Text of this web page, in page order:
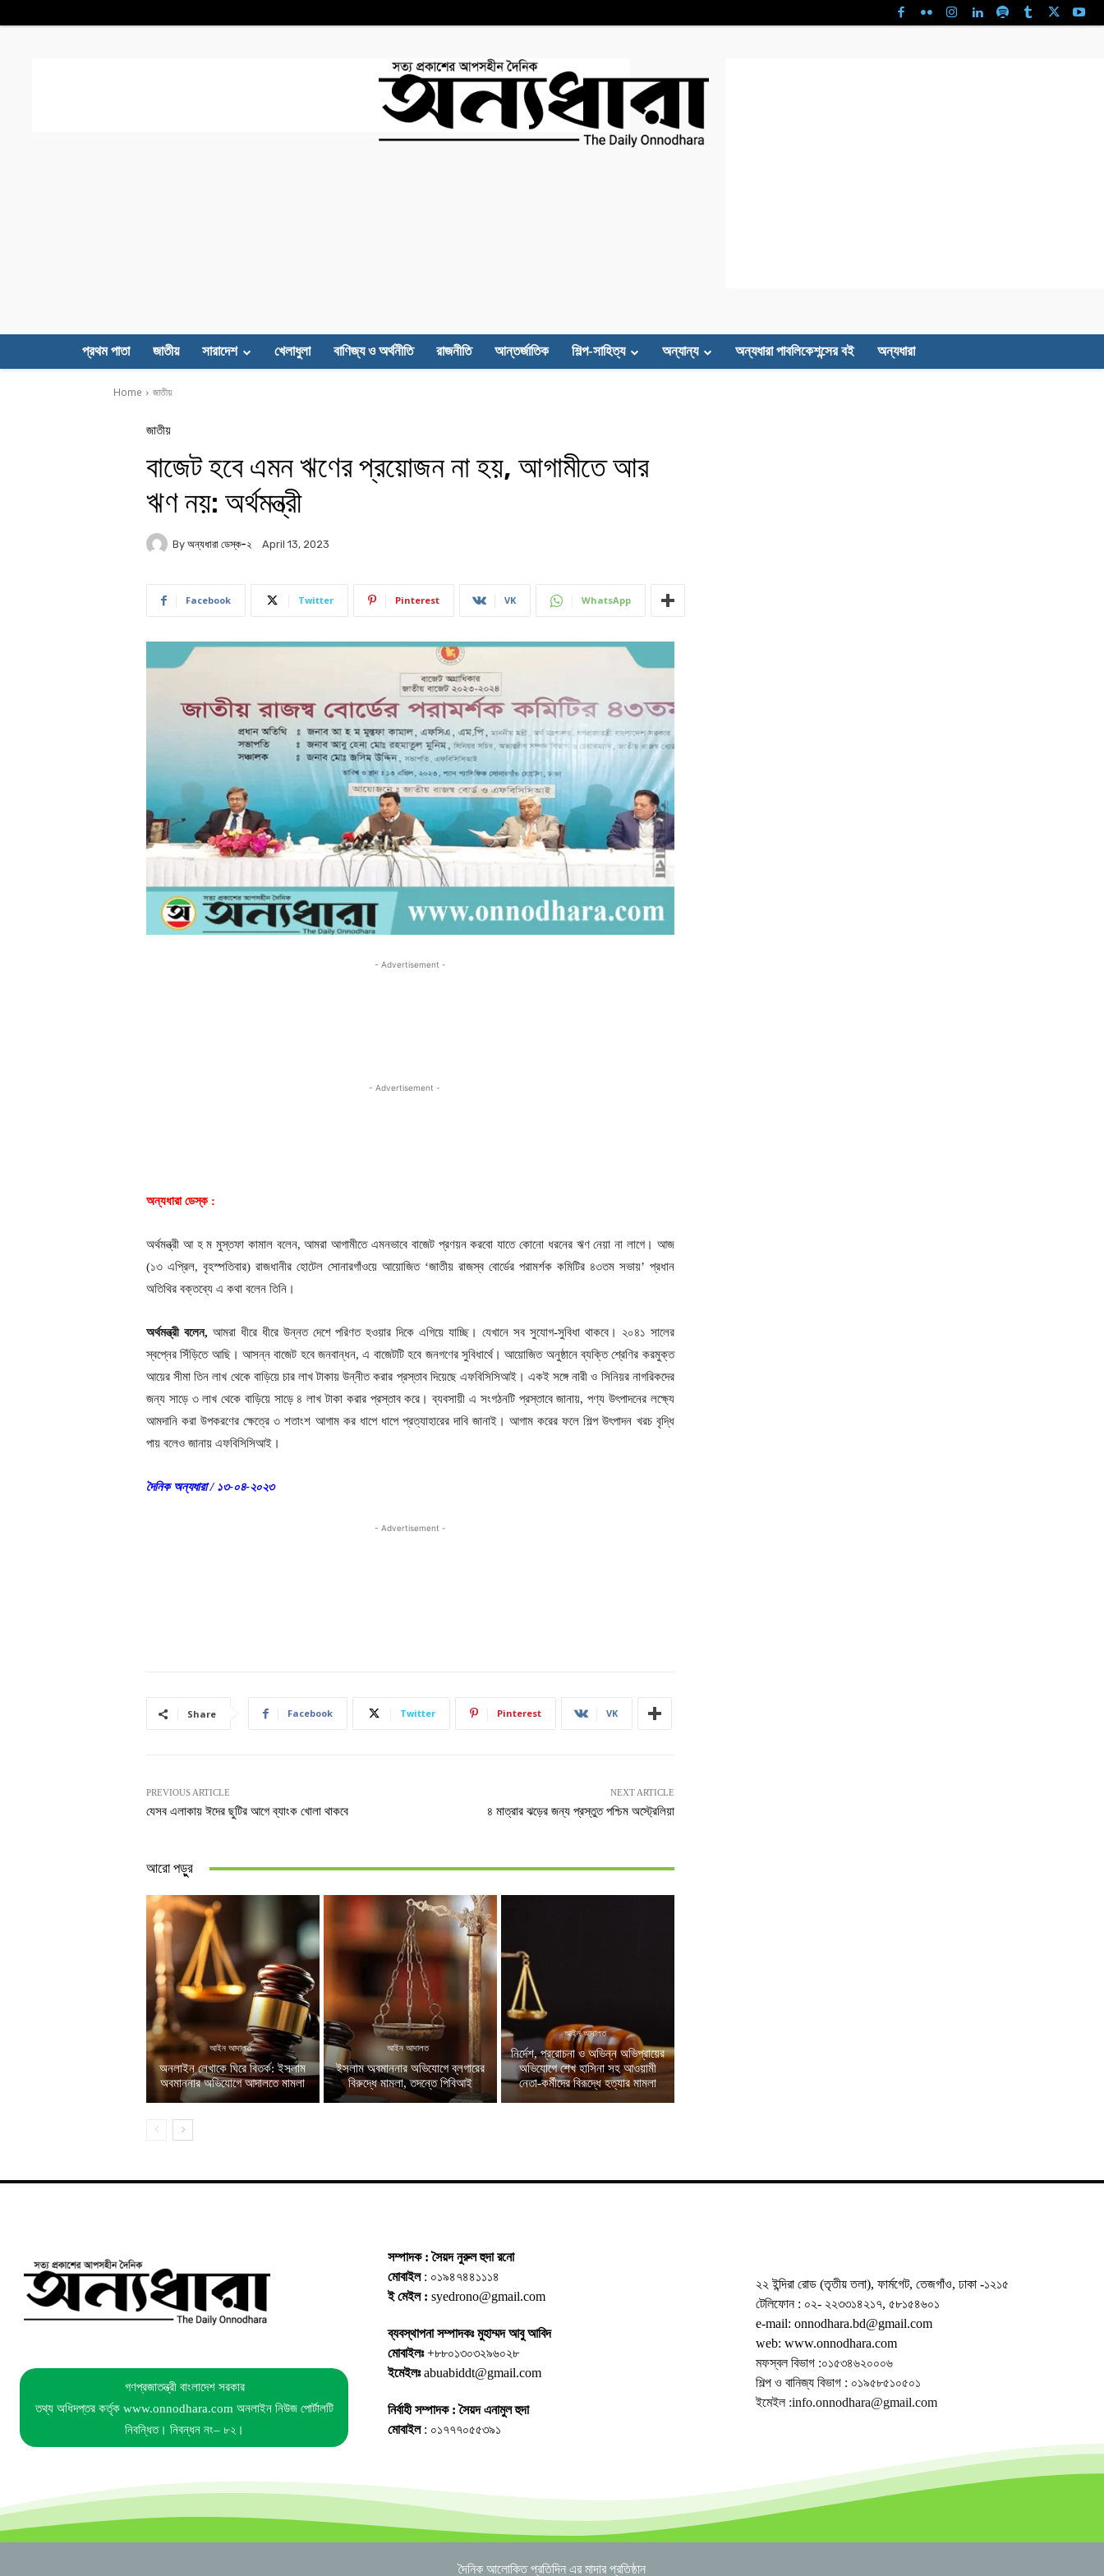
প্রথম পাতা জাতীয় সারাদেশ খেলাধুলা বাণিজ্য ও অর্থনীতি রাজনীতি আন্তর্জাতিক শিল্প-সাহিত্য অন্যান্য অন্যধারা পাবলিকেশন্সের বই অন্যধারা
Home জাতীয়
জাতীয়
বাজেট হবে এমন ঋণের প্রয়োজন না হয়, আগামীতে আর
ঋণ নয়: অর্থমন্ত্রী
By অন্যধারা ডেস্ক-২ April 13, 2023
Facebook Twitter Pinterest VK WhatsApp
- Advertisement -
- Advertisement -
অন্যধারা ডেস্ক :
অর্থমন্ত্রী আ হ ম মুস্তফা কামাল বলেন, আমরা আগামীতে এমনভাবে বাজেট প্রণয়ন করবো যাতে কোনো ধরনের ঋণ নেয়া না লাগে। আজ
(১৩ এপ্রিল, বৃহস্পতিবার) রাজধানীর হোটেল সোনারগাঁওয়ে আয়োজিত ‘জাতীয় রাজস্ব বোর্ডের পরামর্শক কমিটির ৪৩তম সভায়’ প্রধান
অতিথির বক্তব্যে এ কথা বলেন তিনি।
অর্থমন্ত্রী বলেন,আমরা ধীরে ধীরে উন্নত দেশে পরিণত হওয়ার দিকে এগিয়ে যাচ্ছি। যেখানে সব সুযোগ-সুবিধা থাকবে। ২০৪১ সালের
স্বপ্নের সিঁড়িতে আছি। আসন্ন বাজেট হবে জনবান্ধন, এ বাজেটটি হবে জনগণের সুবিধার্থে। আয়োজিত অনুষ্ঠানে ব্যক্তি শ্রেণির করমুক্ত
আয়ের সীমা তিন লাখ থেকে বাড়িয়ে চার লাখ টাকায় উন্নীত করার প্রস্তাব দিয়েছে এফবিসিসিআই। একই সঙ্গে নারী ও সিনিয়র নাগরিকদের
জন্য সাড়ে ৩ লাখ থেকে বাড়িয়ে সাড়ে ৪ লাখ টাকা করার প্রস্তাব করে। ব্যবসায়ী এ সংগঠনটি প্রস্তাবে জানায়, পণ্য উৎপাদনের লক্ষ্যে
আমদানি করা উপকরণের ক্ষেত্রে ৩ শতাংশ আগাম কর ধাপে ধাপে প্রত্যাহারের দাবি জানাই। আগাম করের ফলে শিল্প উৎপাদন খরচ বৃদ্ধি
পায় বলেও জানায় এফবিসিসিআই।
দৈনিক অন্যধারা / ১৩-০৪-২০২৩
- Advertisement -
Share Facebook Twitter Pinterest VK
PREVIOUS ARTICLE
যেসব এলাকায় ঈদের ছুটির আগে ব্যাংক খোলা থাকবে
NEXT ARTICLE
৪ মাত্রার ঝড়ের জন্য প্রস্তুত পশ্চিম অস্ট্রেলিয়া
আরো পড়ুুর
আইন আদালত
অনলাইন লেখাকে ঘিরে বিতর্ক: ইসলাম
অবমাননার অভিযোগে আদালতে মামলা
আইন আদালত
ইসলাম অবমাননার অভিযোগে ব্লগারের
বিরুদ্ধে মামলা, তদন্তে পিবিআই
আইন আদালত
নির্দেশ, প্ররোচনা ও অভিন্ন অভিপ্রায়ের
অভিযোগে শেখ হাসিনা সহ আওয়ামী
নেতা-কর্মীদের বিরূদ্ধে হত্যার মামলা
গণপ্রজাতন্ত্রী বাংলাদেশ সরকার
তথ্য অধিদপ্তর কর্তৃক www.onnodhara.com অনলাইন নিউজ পোর্টালটি
নিবন্ধিত। নিবন্ধন নং– ৮২।
সম্পাদক : সৈয়দ নুরুল হুদা রনো
মোবাইল: ০১৯৪৭৪৪১১১৪
ই মেইল : syedrono@gmail.com
ব্যবস্থাপনা সম্পাদকঃ মুহাম্মদ আবু আবিদ
মোবাইলঃ+৮৮০১৩০৩২৯৬০২৮
ইমেইলঃabuabiddt@gmail.com
নির্বাহী সম্পাদক : সৈয়দ এনামুল হুদা
মোবাইল: ০১৭৭৭০৫৫৩৯১
২২ ইন্দিরা রোড (তৃতীয় তলা), ফার্মগেট, তেজগাঁও, ঢাকা -১২১৫
টেলিফোন : ০২- ২২৩৩১৪২১৭, ৫৮১৫৪৬০১
e-mail: onnodhara.bd@gmail.com
web: www.onnodhara.com
মফস্বল বিভাগ :০১৫৩৪৬২০০০৬
শিল্প ও বানিজ্য বিভাগ : ০১৯৫৮৫১০৫০১
ইমেইল :info.onnodhara@gmail.com
দৈনিক আলোকিত প্রতিদিন এর মাদার প্রতিষ্ঠান